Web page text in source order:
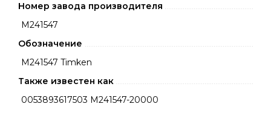
Номер завода производителя
M241547
Обозначение
M241547 Timken
Также известен как
0053893617503 M241547-20000